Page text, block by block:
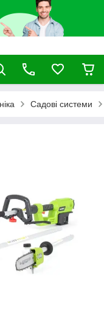
Садові системи